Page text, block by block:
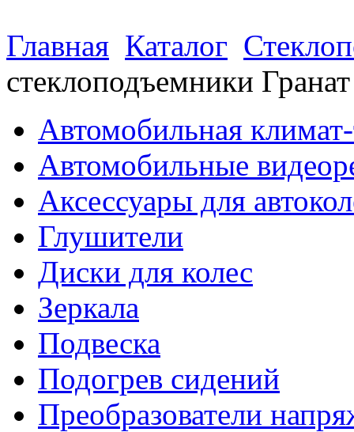
Главная Каталог
стеклоподъемники
Автомобильная
Автомобильные
Аксессуары для
Глушители
Диски для колес
Зеркала
Подвеска
Подогрев сидений
Преобразователи